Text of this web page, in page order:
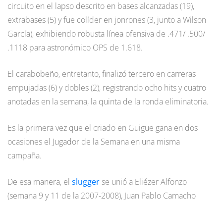
circuito en el lapso descrito en bases alcanzadas (19),
extrabases (5) y fue colíder en jonrones (3, junto a Wilson
García), exhibiendo robusta línea ofensiva de .471/ .500/
.1118 para astronómico OPS de 1.618.
El carabobeño, entretanto, finalizó tercero en carreras
empujadas (6) y dobles (2), registrando ocho hits y cuatro
anotadas en la semana, la quinta de la ronda eliminatoria.
Es la primera vez que el criado en Guigue gana en dos
ocasiones el Jugador de la Semana en una misma
campaña.
De esa manera, el slugger se unió a Eliézer Alfonzo
(semana 9 y 11 de la 2007-2008), Juan Pablo Camacho